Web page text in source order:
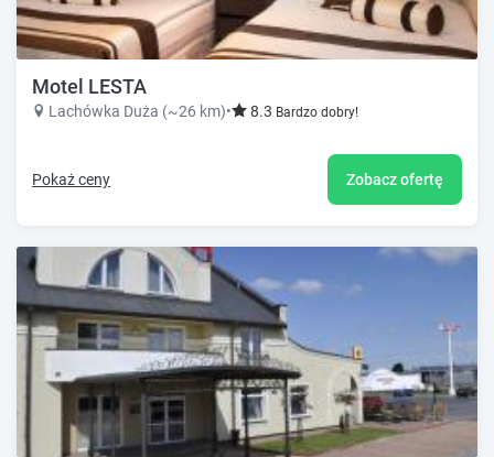
Motel LESTA
Lachówka Duża (~26 km)• 8.3 Bardzo dobry!
Pokaż ceny Zobacz ofertę